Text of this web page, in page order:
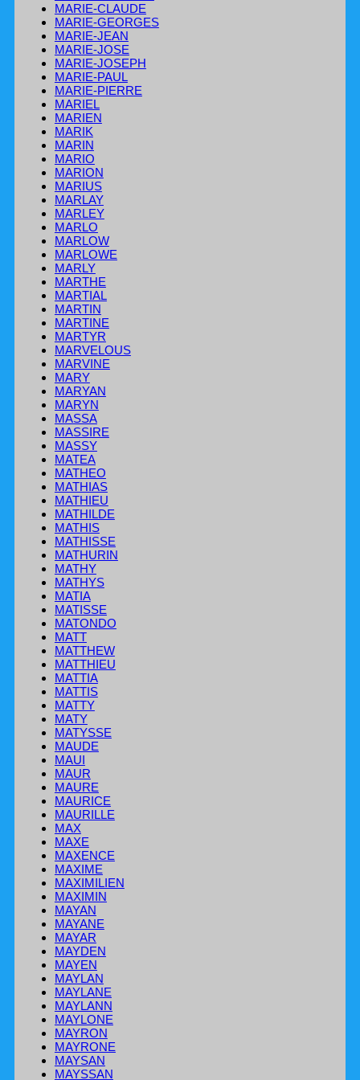
MARIE-CLAUDE
MARIE-GEORGES
MARIE-JEAN
MARIE-JOSE
MARIE-JOSEPH
MARIE-PAUL
MARIE-PIERRE
MARIEL
MARIEN
MARIK
MARIN
MARIO
MARION
MARIUS
MARLAY
MARLEY
MARLO
MARLOW
MARLOWE
MARLY
MARTHE
MARTIAL
MARTIN
MARTINE
MARTYR
MARVELOUS
MARVINE
MARY
MARYAN
MARYN
MASSA
MASSIRE
MASSY
MATEA
MATHEO
MATHIAS
MATHIEU
MATHILDE
MATHIS
MATHISSE
MATHURIN
MATHY
MATHYS
MATIA
MATISSE
MATONDO
MATT
MATTHEW
MATTHIEU
MATTIA
MATTIS
MATTY
MATY
MATYSSE
MAUDE
MAUI
MAUR
MAURE
MAURICE
MAURILLE
MAX
MAXE
MAXENCE
MAXIME
MAXIMILIEN
MAXIMIN
MAYAN
MAYANE
MAYAR
MAYDEN
MAYEN
MAYLAN
MAYLANE
MAYLANN
MAYLONE
MAYRON
MAYRONE
MAYSAN
MAYSSAN